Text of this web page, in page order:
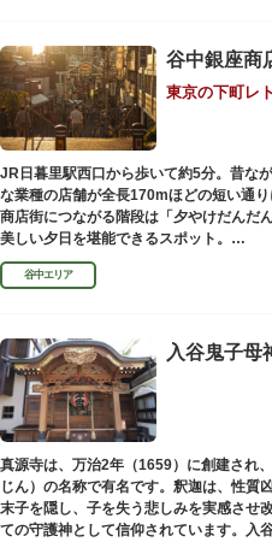
川沿いには「隅田川テラス」と呼ばれる
い風に吹かれながら、緑化が施された遊
後は、オープンカフェでほっと一息つく
隅田川にかかる橋々も、それぞれ特徴的
かくなら水上バスに乗船して、優雅に観
谷中銀座商
東京の下町レ
JR日暮里駅西口から歩いて約5分。昔な
な業種の店舗が全長170mほどの短い通り
商店街につながる階段は「夕やけだんだ
美しい夕日を堪能できるスポット。
谷中銀座商店街は1945年頃に自然発生的
発展。昭和の懐かしい商店街の景観を見
観光客が訪れ、買い物や散策を楽しんでい
谷中エリア
入谷鬼子母
真源寺は、万治2年（1659）に創建され
じん）の名称で有名です。釈迦は、性質
末子を隠し、子を失う悲しみを実感させ
ての守護神として信仰されています。入